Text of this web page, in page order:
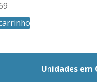
Unidades em